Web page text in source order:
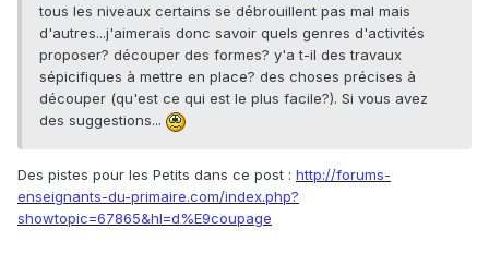
tous les niveaux certains se débrouillent pas mal mais
d'autres...j'aimerais donc savoir quels genres d'activités
proposer? découper des formes? y'a t-il des travaux
sépicifiques à mettre en place? des choses précises à
découper (qu'est ce qui est le plus facile?). Si vous avez
des suggestions...
Des pistes pour les Petits dans ce post : http://forums-
enseignants-du-primaire.com/index.php?
showtopic=67865&hl=d%E9coupage